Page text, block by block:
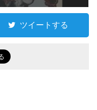
ツイートする